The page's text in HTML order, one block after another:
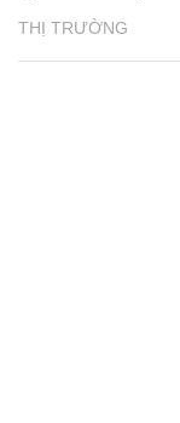
THỊ TRƯỜNG